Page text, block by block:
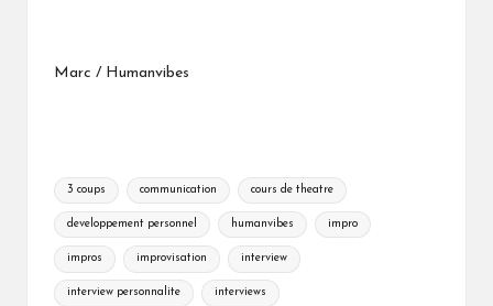
Marc / Humanvibes
Tags:
3 coups communication cours de theatre
developpement personnel humanvibes impro
impros improvisation interview
interview personnalite interviews